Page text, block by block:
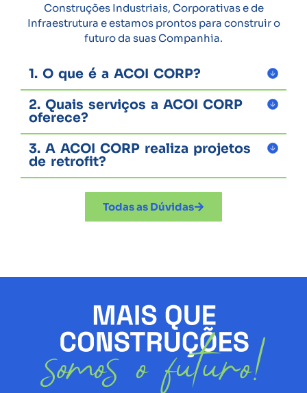
Construções Industriais, Corporativas e de
Infraestrutura e estamos prontos para construir o
futuro da suas Companhia.
1. O que é a ACOI CORP?
2. Quais serviços a ACOI CORP
oferece?
3. A ACOI CORP realiza projetos
de retrofit?
Todas as Dúvidas